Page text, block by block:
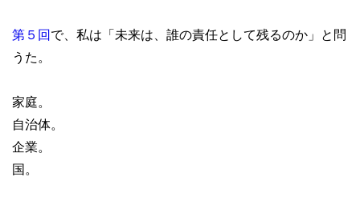
第５回 で、私は「未来は、誰の責任として残るのか」と問
うた。
家庭。
自治体。
企業。
国。